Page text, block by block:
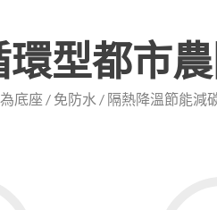
型都市
底座 / 免防水 / 隔熱降溫節能減